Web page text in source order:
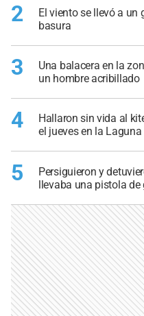
2
El viento se llevó a un
basura
3
Una balacera en la
un hombre acribillado
4
Hallaron sin vida al
el jueves en la Laguna
5
Persiguieron y
llevaba una pistola de